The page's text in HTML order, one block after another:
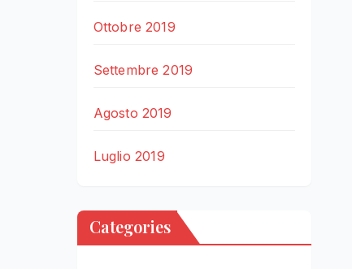
Ottobre 2019
Settembre 2019
Agosto 2019
Luglio 2019
Categories